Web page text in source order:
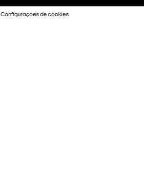
Configurações de cookies